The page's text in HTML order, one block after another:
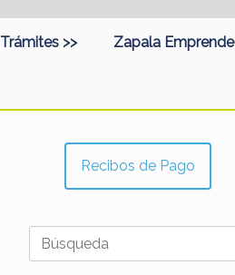
Trámites >> Zapala Emprende
Recibos de Pago
Buscar: